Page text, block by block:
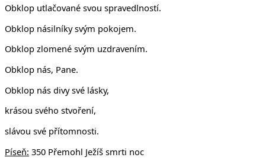
Obklop utlačované svou spravedlností.
Obklop násilníky svým pokojem.
Obklop zlomené svým uzdravením.
Obklop nás, Pane.
Obklop nás divy své lásky,
krásou svého stvoření,
slávou své přítomnosti.
Píseň: 350 Přemohl Ježíš smrti noc